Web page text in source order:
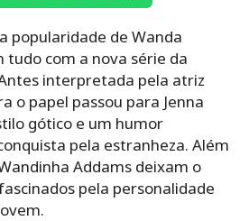
popularidade de Wanda
tudo com a nova série da
interpretada pela atriz
o papel passou para Jenna
gótico e um humor
pela estranheza. Além
Addams deixam o
pela personalidade